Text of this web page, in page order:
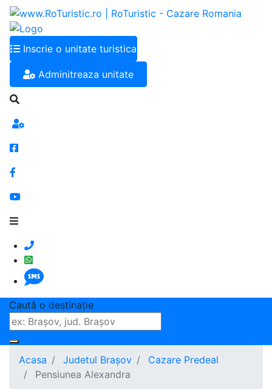
Inscrie o unitate turistica
Adminitreaza unitate
Caută o destinaţie
Acasa Judetul Brașov
Cazare Predeal
Pensiunea Alexandra